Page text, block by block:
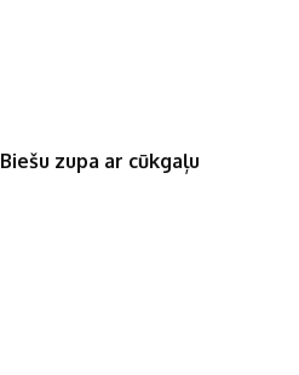
Biešu zupa ar cūkgaļu